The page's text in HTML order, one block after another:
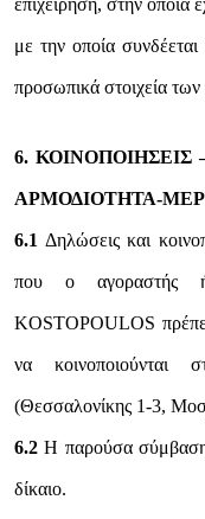
επιχείρηση, στην οποία
με την οποία
προσωπικά στοιχεία
6.
ΑΡΜΟΔΙΟΤΗΤΑ-
6.1 Δηλώσεις και
που ο αγοραστής ή
KOSTOPOULOS
να κοινοποιούνται
(Θεσσαλονίκης 1-3,
6.2 Η παρούσα σύμβαση
δίκαιο.